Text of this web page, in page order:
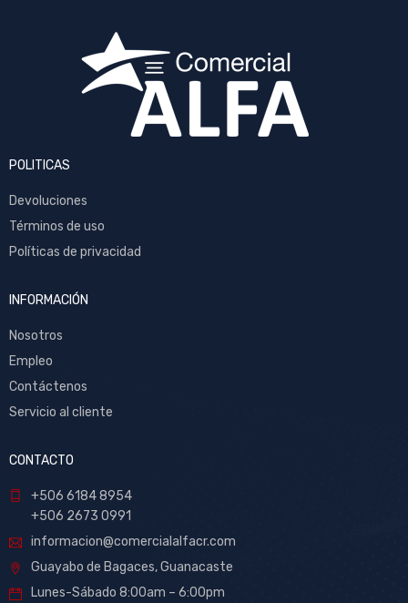
POLITICAS
Devoluciones
Términos de uso
Políticas de privacidad
INFORMACIÓN
Nosotros
Empleo
Contáctenos
Servicio al cliente
CONTACTO
+506 6184 8954
+506 2673 0991
informacion@comercialalfacr.com
Guayabo de Bagaces, Guanacaste
Lunes-Sábado 8:00am – 6:00pm